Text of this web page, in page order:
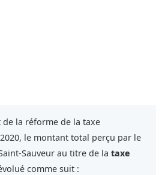
la réforme de la taxe
le montant total perçu par le
Sauveur au titre de la taxe
comme suit :